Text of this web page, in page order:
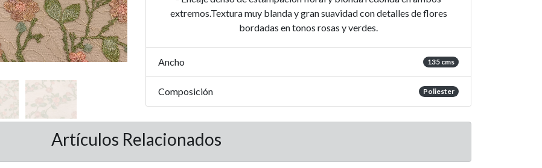
extremos.Textura muy blanda y gran suavidad con detalles de flores
bordadas en tonos rosas y verdes.
Ancho 135 cms
Composición Poliester
Artículos Relacionados